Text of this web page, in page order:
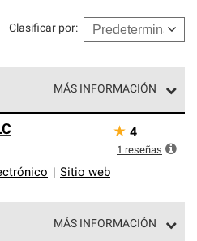
Clasificar por:
MÁS INFORMACIÓN
superior de nuestra red
estrictos de
y destreza incomparable.
mejor garantía de
Sitio web
★ 4
1 reseñas
MÁS INFORMACIÓN